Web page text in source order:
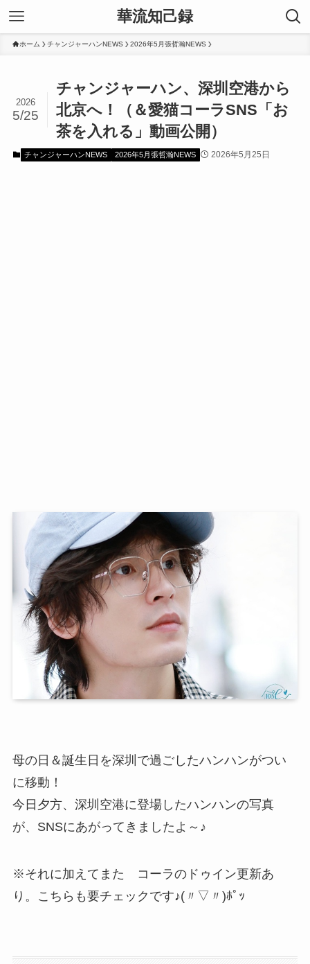
華流知己録
ホーム チャンジャーハンNEWS 2026年5月張哲瀚NEWS
チャンジャーハン、深圳空港から
北京へ！（＆愛猫コーラSNS「お
茶を入れる」動画公開）
2026
5/25
チャンジャーハンNEWS 2026年5月張哲瀚NEWS 2026年5月25日
母の日＆誕生日を深圳で過ごしたハンハンがつい
に移動！
今日夕方、深圳空港に登場したハンハンの写真
が、SNSにあがってきましたよ～♪
※それに加えてまた コーラのドゥイン更新あ
り。こちらも要チェックです♪(〃▽〃)ﾎﾟｯ